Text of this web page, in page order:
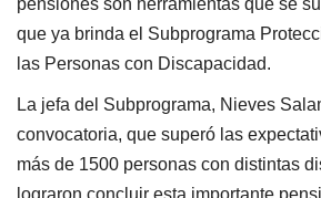
pensiones son herramientas que se
que ya brinda el Subprograma
las Personas con Discapacidad.
La jefa del Subprograma, Nieves
convocatoria, que superó las
más de 1500 personas con distintas